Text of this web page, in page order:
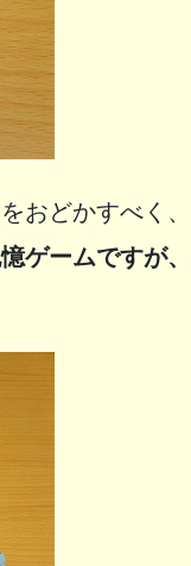
おどかすべく、
ゲームですが、